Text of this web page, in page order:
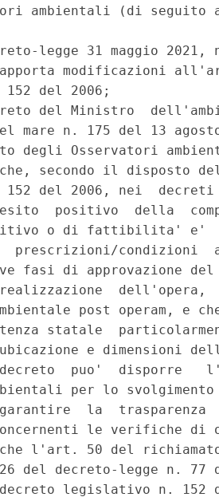
ambientali (di seguito
legge 31 maggio 2021,
modificazioni
del 2006;
del Ministro
mare n. 175 del 13
degli Osservatori
secondo il disposto
del 2006, nei
positivo  della
o di fattibilita' e'
prescrizioni/condizioni
fasi di approvazione
post operam,
statale
e dimensioni
decreto  puo'  disporre
per lo
la
le verifiche di
l'art. 50 del
del decreto-legge n. 77
legislativo n. 152